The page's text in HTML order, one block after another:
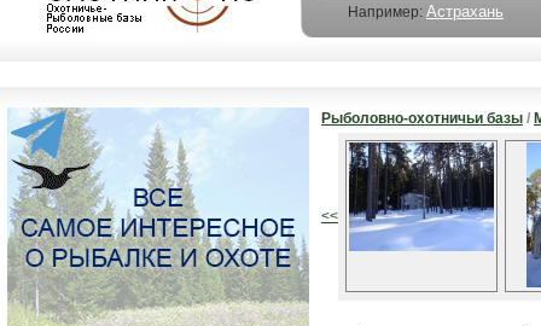
Например: Астрахань
Рыболовно-охотничьи базы /
<<